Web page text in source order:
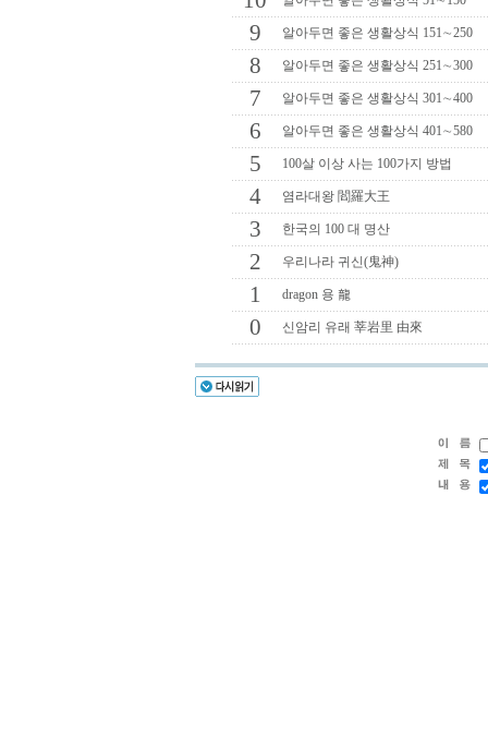
9 알아두면 좋은 생활상식 151∼250
8 알아두면 좋은 생활상식 251∼300
7 알아두면 좋은 생활상식 301∼400
6 알아두면 좋은 생활상식 401∼580
5 100살 이상 사는 100가지 방법
4 염라대왕 閻羅大王
3 한국의 100 대 명산
2 우리나라 귀신(鬼神)
1 dragon 용 龍
0 신암리 유래 莘岩里 由來